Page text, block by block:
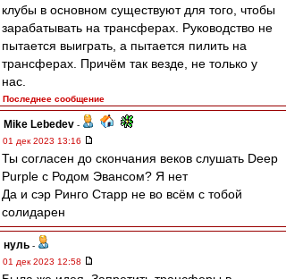
клубы в основном существуют для того, чтобы
зарабатывать на трансферах. Руководство не
пытается выиграть, а пытается пилить на
трансферах. Причём так везде, не только у
нас.
Последнее сообщение
Mike Lebedev -
01 дек 2023 13:16
Ты согласен до скончания веков слушать Deep
Purple с Родом Эвансом? Я нет
Да и сэр Ринго Старр не во всём с тобой
солидарен
нуль -
01 дек 2023 12:58